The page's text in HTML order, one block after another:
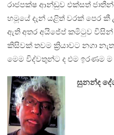
රාජපක්ෂ ආන්ඩුව එක්සත්
හමූයේ දැන් යළිත් වරක් පෙර කී
ඇති අතර අයිජේප් කමිටුව විසින්
කිසිවක් තවම ක්‍රියාවට නගා
මෙම විද්වතුන්ට ද එම ඉරණම
සුනන්ද